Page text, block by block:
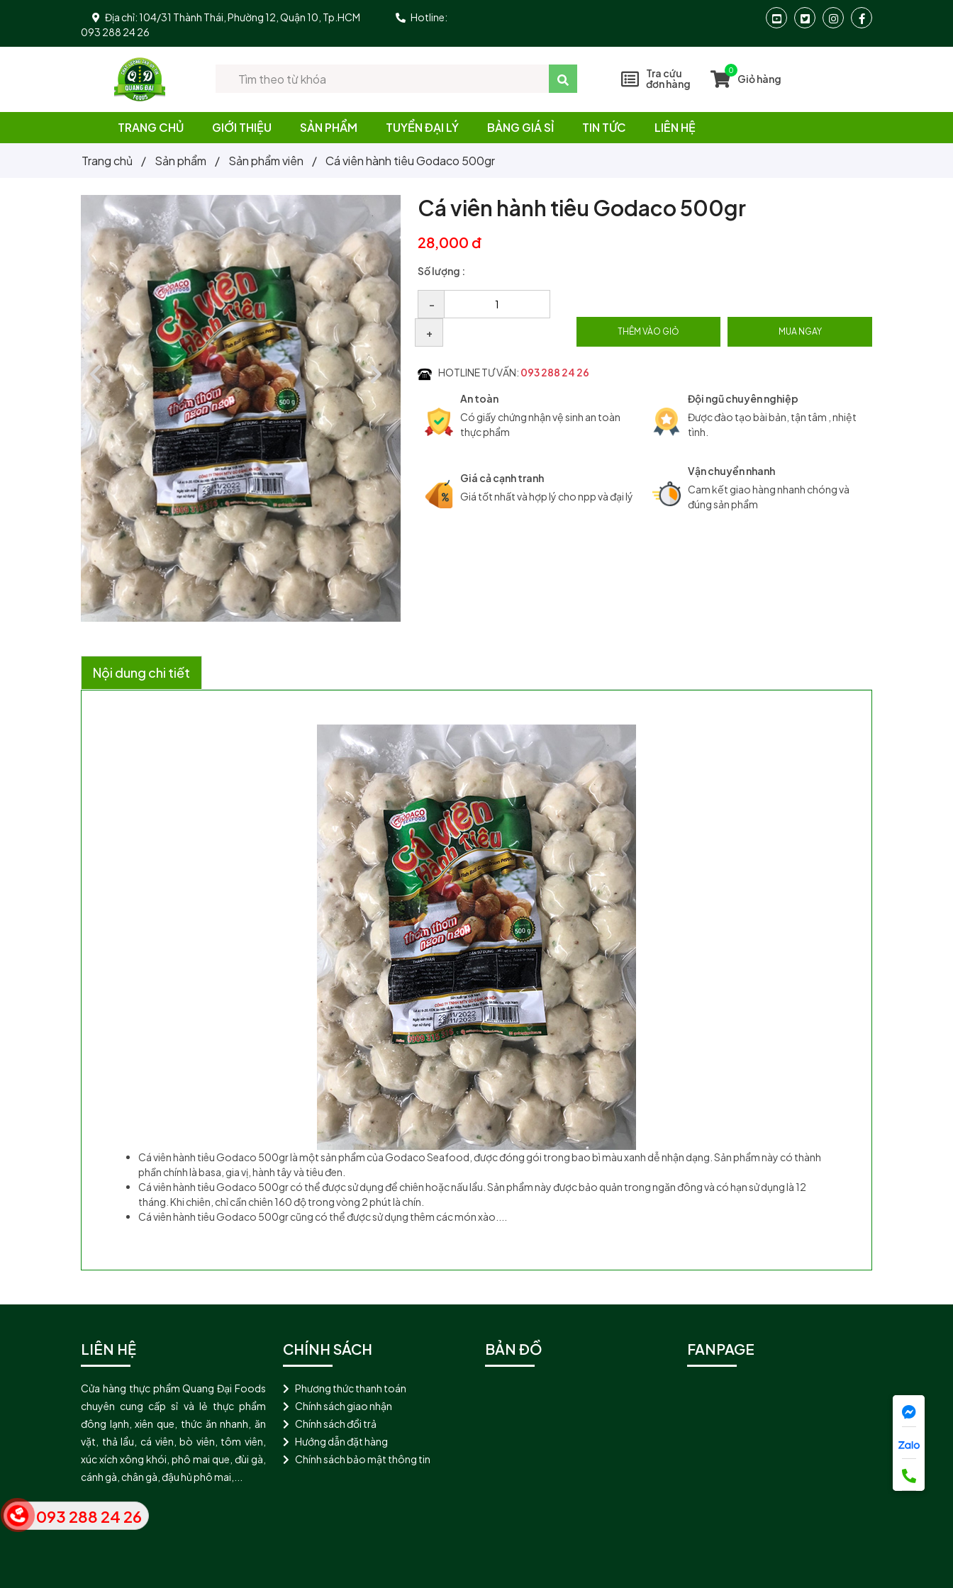
Địa chỉ: 104/31 Thành Thái, Phường 12, Quận 10, Tp.HCM
Hotline:
093 288 24 26
Tra cứu
đơn hàng
0
Giỏ hàng
TRANG CHỦ GIỚI THIỆU SẢN PHẨM TUYỂN ĐẠI LÝ BẢNG GIÁ SỈ TIN TỨC LIÊN HỆ
Trang chủ / Sản phẩm / Sản phẩm viên / Cá viên hành tiêu Godaco 500gr
Cá viên hành tiêu Godaco 500gr
28,000 đ
Số lượng :
–
+ THÊM VÀO GIỎ MUA NGAY
HOTLINE TƯ VẤN: 093 288 24 26
An toàn
Có giấy chứng nhận vệ sinh an toàn
thực phẩm
Đội ngũ chuyên nghiệp
Được đào tạo bài bản, tận tâm , nhiệt
tình.
Giá cả cạnh tranh
Giá tốt nhất và hợp lý cho npp và đại lý
Vận chuyển nhanh
Cam kết giao hàng nhanh chóng và
đúng sản phẩm
Nội dung chi tiết
Cá viên hành tiêu Godaco 500gr là một sản phẩm của Godaco Seafood, được đóng gói trong bao bì màu xanh dễ nhận dạng. Sản phẩm này có thành
phần chính là basa, gia vị, hành tây và tiêu đen.
Cá viên hành tiêu Godaco 500gr có thể được sử dụng để chiên hoặc nấu lẩu. Sản phẩm này được bảo quản trong ngăn đông và có hạn sử dụng là 12
tháng. Khi chiên, chỉ cần chiên 160 độ trong vòng 2 phút là chín.
Cá viên hành tiêu Godaco 500gr cũng có thể được sử dụng thêm các món xào....
LIÊN HỆ
Cửa hàng thực phẩm Quang Đại Foods
chuyên cung cấp sỉ và lẻ thực phẩm
đông lạnh, xiên que, thức ăn nhanh, ăn
vặt, thả lẩu, cá viên, bò viên, tôm viên,
xúc xích xông khói, phô mai que, đùi gà,
cánh gà, chân gà, đậu hủ phô mai,...
CHÍNH SÁCH
Phương thức thanh toán
Chính sách giao nhận
Chính sách đổi trả
Hướng dẫn đặt hàng
Chính sách bảo mật thông tin
BẢN ĐỒ FANPAGE
093 288 24 26